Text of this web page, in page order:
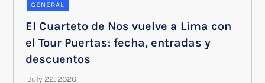
GENERAL
El Cuarteto de Nos vuelve a Lima con
el Tour Puertas: fecha, entradas y
descuentos